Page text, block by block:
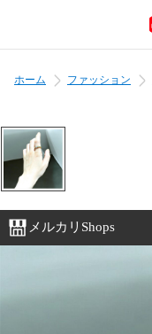
ホーム ファッション
メルカリShops